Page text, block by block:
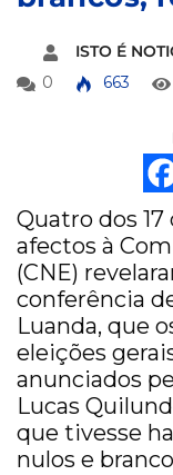
ISTO É
0
663
Quatro dos
afectos à
(CNE)
conferência
Luanda, que
eleições
anunciados
Lucas
que tivesse
nulos e